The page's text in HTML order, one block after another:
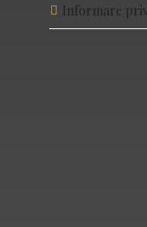
Informare